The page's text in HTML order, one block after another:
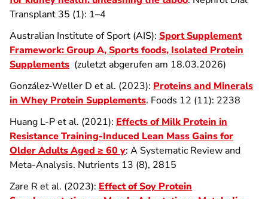
Transplant 35 (1): 1–4
Australian Institute of Sport (AIS): Sport Supplement
Framework: Group A, Sports foods, Isolated Protein
Supplements (zuletzt abgerufen am 18.03.2026)
González-Weller D et al. (2023): Proteins and Minerals
in Whey Protein Supplements. Foods 12 (11): 2238
Huang L-P et al. (2021): Effects of Milk Protein in
Resistance Training-Induced Lean Mass Gains for
Older Adults Aged ≥ 60 y: A Systematic Review and
Meta-Analysis. Nutrients 13 (8), 2815
Zare R et al. (2023): Effect of Soy Protein